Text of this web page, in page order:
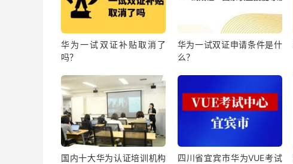
华为一试双证补贴取消了
吗？
华为一试双证申请条件是什
么？
国内十大华为认证培训机构
四川省宜宾市华为VUE考试